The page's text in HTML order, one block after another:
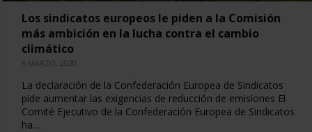
Los sindicatos europeos le piden a la Comisión
más ambición en la lucha contra el cambio
climático
6 MARZO, 2020
La declaración de la Confederación Europea de Sindicatos
pide aumentar las exigencias de reducción de emisiones El
Comité Ejecutivo de la Confederación Europea de Sindicatos
ha…